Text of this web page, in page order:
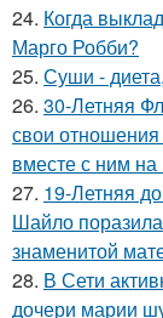
24. Когда
Марго Робби?
25. Суши -
26. 30-Летняя
свои
вместе с ним
27. 19-Летняя
Шайло
знаменитой
28. В Сети
дочери марии